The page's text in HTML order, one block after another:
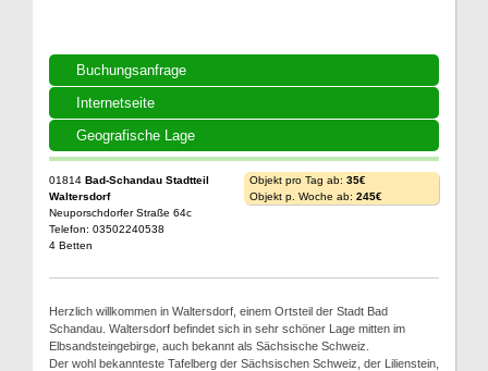
Buchungsanfrage
Internetseite
Geografische Lage
01814 Bad-Schandau Stadtteil
Waltersdorf
Neuporschdorfer Straße 64c
Telefon: 03502240538
4 Betten
Objekt pro Tag ab: 35€
Objekt p. Woche ab: 245€
Herzlich willkommen in Waltersdorf, einem Ortsteil der Stadt Bad
Schandau. Waltersdorf befindet sich in sehr schöner Lage mitten im
Elbsandsteingebirge, auch bekannt als Sächsische Schweiz.
Der wohl bekannteste Tafelberg der Sächsischen Schweiz, der Lilienstein,